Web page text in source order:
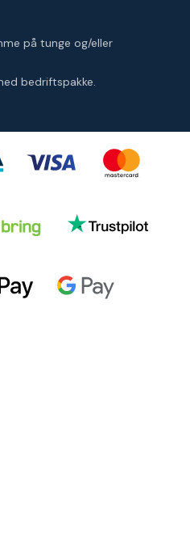
på tunge og/eller
bedriftspakke.